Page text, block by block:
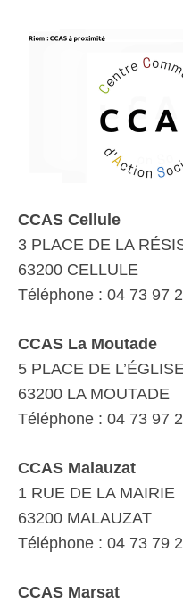
CCAS Cellule
3 PLACE DE LA
63200 CELLULE
Téléphone : 04 73 97
CCAS La Moutade
5 PLACE DE
63200 LA MOUTADE
Téléphone : 04 73 97
CCAS Malauzat
1 RUE DE LA MAIRIE
63200 MALAUZAT
Téléphone : 04 73 79
CCAS Marsat